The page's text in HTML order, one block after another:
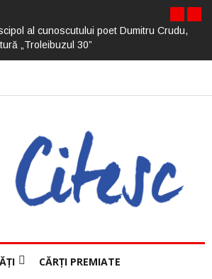
al cunoscutului poet Dumitru Crudu,
„Troleibuzul 30”
CĂRȚI PREMIATE